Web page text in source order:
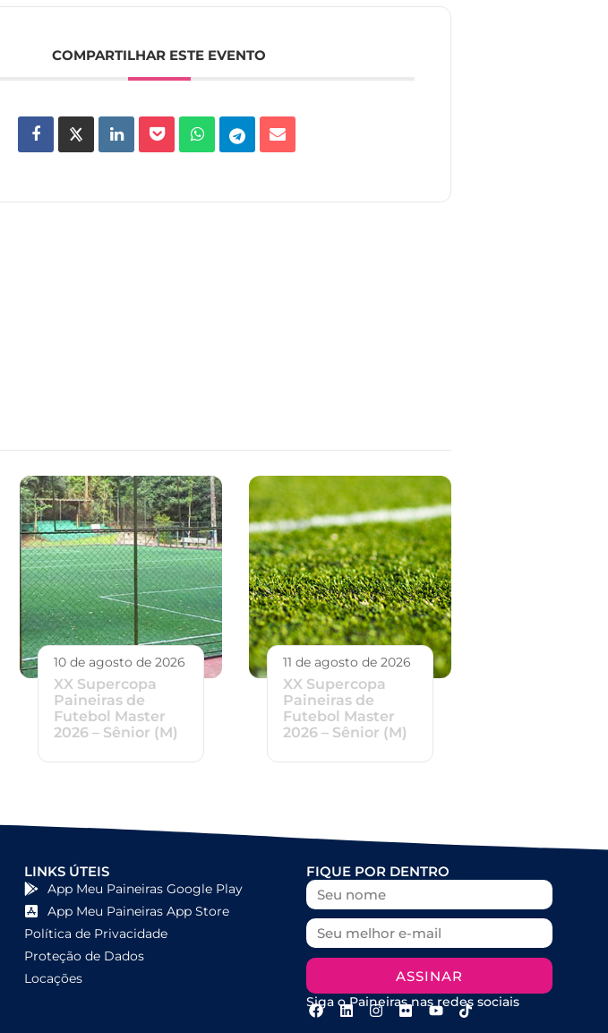
COMPARTILHAR ESTE EVENTO
10 de agosto de 2026
XX Supercopa
Paineiras de
Futebol Master
2026 – Sênior (M)
11 de agosto de 2026
XX Supercopa
Paineiras de
Futebol Master
2026 – Sênior (M)
LINKS ÚTEIS
App Meu Paineiras Google Play
App Meu Paineiras App Store
Política de Privacidade
Proteção de Dados
Locações
FIQUE POR DENTRO
ASSINAR
Siga o Paineiras nas redes sociais